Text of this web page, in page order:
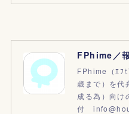
FPhime／
FPhime（ｴﾌ
歳まで）を代
成る為）向け
付